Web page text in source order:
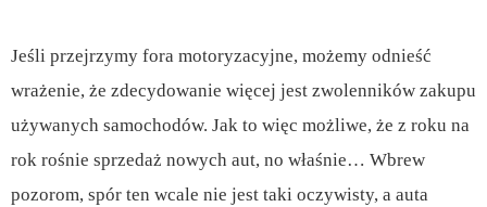
Jeśli przejrzymy fora motoryzacyjne, możemy odnieść
wrażenie, że zdecydowanie więcej jest zwolenników zakupu
używanych samochodów. Jak to więc możliwe, że z roku na
rok rośnie sprzedaż nowych aut, no właśnie… Wbrew
pozorom, spór ten wcale nie jest taki oczywisty, a auta